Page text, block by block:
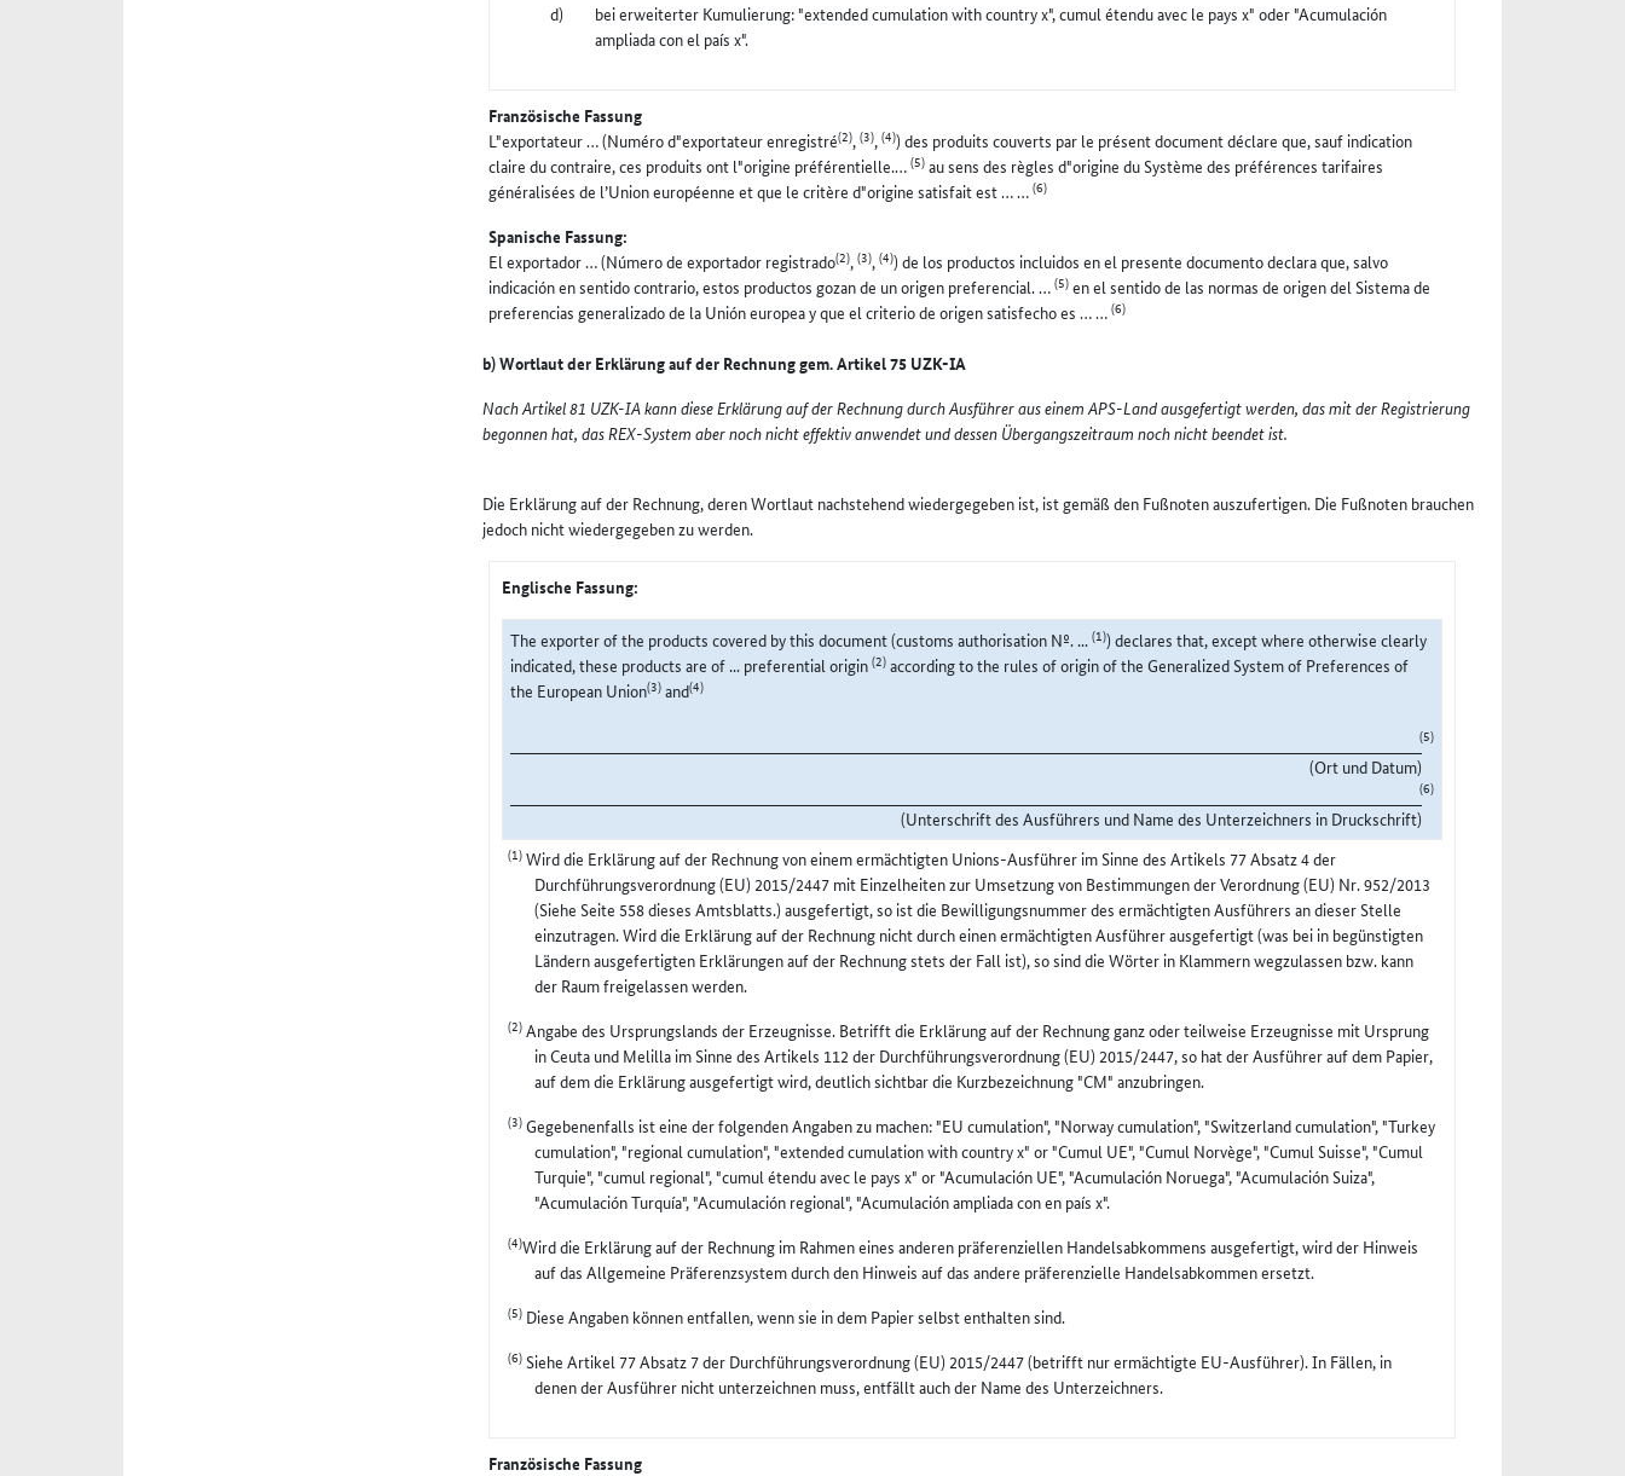
bei erweiterter Kumulierung: "extended cumulation with country x", cumul étendu avec le pays x" oder "Acumulación
ampliada con el país x".
Französische Fassung
L"exportateur … (Numéro d"exportateur enregistré(2),(3),(4)) des produits couverts par le présent document déclare que, sauf indication
claire du contraire, ces produits ont l"origine préférentielle.…(5)au sens des règles d"origine du Système des préférences tarifaires
généralisées de l’Union européenne et que le critère d"origine satisfait est … …(6)
Spanische Fassung:
El exportador … (Número de exportador registrado(2),(3),(4)) de los productos incluidos en el presente documento declara que, salvo
indicación en sentido contrario, estos productos gozan de un origen preferencial. …(5)en el sentido de las normas de origen del Sistema de
preferencias generalizado de la Unión europea y que el criterio de origen satisfecho es … …(6)
b) Wortlaut der Erklärung auf der Rechnung gem. Artikel 75 UZK-IA
Nach Artikel 81 UZK-IA kann diese Erklärung auf der Rechnung durch Ausführer aus einem APS-Land ausgefertigt werden, das mit der Registrierung
begonnen hat, das REX-System aber noch nicht effektiv anwendet und dessen Übergangszeitraum noch nicht beendet ist.
Die Erklärung auf der Rechnung, deren Wortlaut nachstehend wiedergegeben ist, ist gemäß den Fußnoten auszufertigen. Die Fußnoten brauchen
jedoch nicht wiedergegeben zu werden.
Englische Fassung:
The exporter of the products covered by this document (customs authorisation Nº. ...(1)) declares that, except where otherwise clearly
indicated, these products are of ... preferential origin(2)according to the rules of origin of the Generalized System of Preferences of
the European Union(3)and(4)
(5)
(Ort und Datum)
(6)
(Unterschrift des Ausführers und Name des Unterzeichners in Druckschrift)
(1)Wird die Erklärung auf der Rechnung von einem ermächtigten Unions-Ausführer im Sinne des Artikels 77 Absatz 4 der
Durchführungsverordnung (EU) 2015/2447 mit Einzelheiten zur Umsetzung von Bestimmungen der Verordnung (EU) Nr. 952/2013
(Siehe Seite 558 dieses Amtsblatts.) ausgefertigt, so ist die Bewilligungsnummer des ermächtigten Ausführers an dieser Stelle
einzutragen. Wird die Erklärung auf der Rechnung nicht durch einen ermächtigten Ausführer ausgefertigt (was bei in begünstigten
Ländern ausgefertigten Erklärungen auf der Rechnung stets der Fall ist), so sind die Wörter in Klammern wegzulassen bzw. kann
der Raum freigelassen werden.
(2)Angabe des Ursprungslands der Erzeugnisse. Betrifft die Erklärung auf der Rechnung ganz oder teilweise Erzeugnisse mit Ursprung
in Ceuta und Melilla im Sinne des Artikels 112 der Durchführungsverordnung (EU) 2015/2447, so hat der Ausführer auf dem Papier,
auf dem die Erklärung ausgefertigt wird, deutlich sichtbar die Kurzbezeichnung "CM" anzubringen.
(3)Gegebenenfalls ist eine der folgenden Angaben zu machen: "EU cumulation", "Norway cumulation", "Switzerland cumulation", "Turkey
cumulation", "regional cumulation", "extended cumulation with country x" or "Cumul UE", "Cumul Norvège", "Cumul Suisse", "Cumul
Turquie", "cumul regional", "cumul étendu avec le pays x" or "Acumulación UE", "Acumulación Noruega", "Acumulación Suiza",
"Acumulación Turquía", "Acumulación regional", "Acumulación ampliada con en país x".
(4)Wird die Erklärung auf der Rechnung im Rahmen eines anderen präferenziellen Handelsabkommens ausgefertigt, wird der Hinweis
auf das Allgemeine Präferenzsystem durch den Hinweis auf das andere präferenzielle Handelsabkommen ersetzt.
(5) Diese Angaben können entfallen, wenn sie in dem Papier selbst enthalten sind.
(6)Siehe Artikel 77 Absatz 7 der Durchführungsverordnung (EU) 2015/2447 (betrifft nur ermächtigte EU-Ausführer). In Fällen, in
denen der Ausführer nicht unterzeichnen muss, entfällt auch der Name des Unterzeichners.
Französische Fassung